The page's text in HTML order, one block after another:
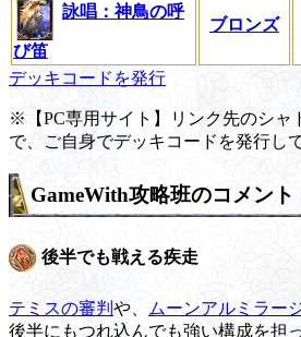
詠唱：神鳥の呼
び笛
ブロンズ
デッキコードを発行
※【PC専用サイト】リンク先のシャ
で、ご自身でデッキコードを発行し
GameWith攻略班のコメント
後半でも戦える疾走
テミスの審判 や、 ムーンアルミラー
後半にもつれ込んでも強い構成を担